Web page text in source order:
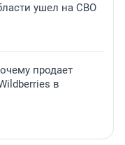
ушел на СВО
продает
в